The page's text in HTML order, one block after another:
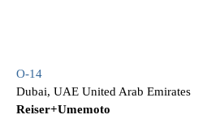
O-14
Dubai, UAE United Arab Emirates
Reiser+Umemoto